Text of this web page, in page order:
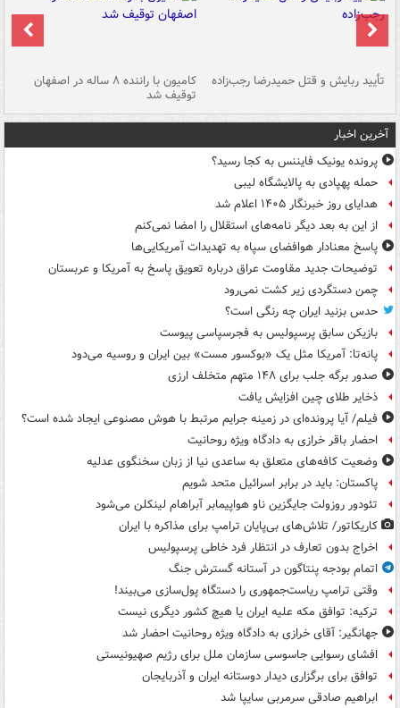
تأیید ربایش و قتل حمیدرضا رجب‌زاده کامیون با راننده ۸ ساله در اصفهان
توقیف شد
آخرین اخبار
پرونده یونیک فایننس به کجا رسید؟
حمله پهپادی به پالایشگاه لیبی
هدایای روز خبرنگار ۱۴۰۵ اعلام شد
از این به بعد دیگر نامه‌های استقلال را امضا نمی‌کنم
پاسخ معنادار هوافضای سپاه به تهدیدات آمریکایی‌ها
توضیحات جدید مقاومت عراق درباره تعویق پاسخ به آمریکا و عربستان
چمن دستگردی زیر کشت نمی‌رود
حدس بزنید ایران چه رنگی است؟
بازیکن سابق پرسپولیس به فجرسپاسی پیوست
پانه‌تا: آمریکا مثل یک «بوکسور مست» بین ایران و روسیه می‌دود
صدور برگه جلب برای ۱۴۸ متهم متخلف ارزی
ذخایر طلای چین افزایش یافت
فیلم/ آیا پرونده‌ای در زمینه جرایم مرتبط با هوش مصنوعی ایجاد شده است؟
احضار باقر خرازی به دادگاه ویژه روحانیت
وضعیت کافه‌های متعلق به ساعدی نیا از زبان سخنگوی عدلیه
پاکستان: باید در برابر اسرائیل متحد شویم
تئودور روزولت جایگزین ناو هواپیمابر آبراهام لینکلن می‌شود
کاریکاتور/ تلاش‌های بی‌پایان ترامپ برای مذاکره با ایران
اخراج بدون تعارف در انتظار فرد خاطی پرسپولیس
اتمام بودجه پنتاگون در آستانه گسترش جنگ
وقتی ترامپ ریاست‌جمهوری را دستگاه پول‌سازی می‌بیند!
ترکیه: توافق مکه علیه ایران یا هیچ کشور دیگری نیست
جهانگیر: آقای خرازی به دادگاه ویژه روحانیت احضار شد
افشای رسوایی جاسوسی سازمان ملل برای رژیم صهیونیستی
توافق برای برگزاری دیدار دوستانه ایران و آذربایجان
ابراهیم صادقی سرمربی سایپا شد